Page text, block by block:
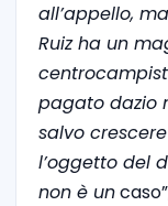
all’appello,
Ruiz ha un
pagato dazio
salvo
l’oggetto del
non è un